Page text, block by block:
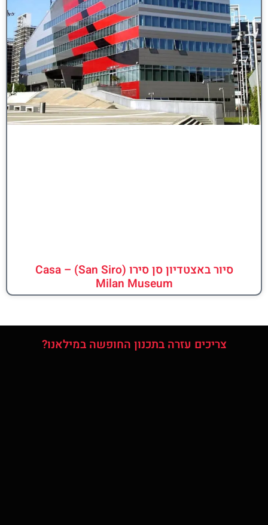
סיור באצטדיון סן סירו (San Siro) – Casa
Milan Museum
צריכים עזרה בתכנון החופשה במילאנו?